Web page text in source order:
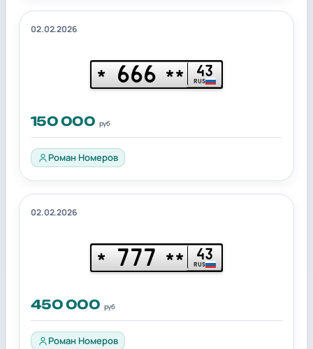
02.02.2026
* 666 ** 43
RUS
150 000 руб
Роман Номеров
02.02.2026
* 777 ** 43
RUS
450 000 руб
Роман Номеров